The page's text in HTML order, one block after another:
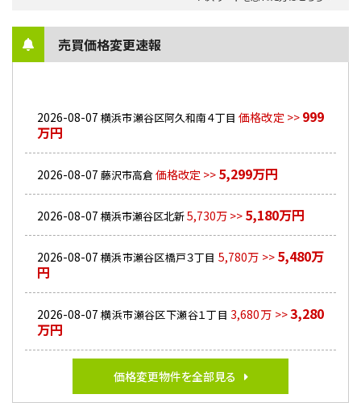
売買価格変更速報
2026-08-07 横浜市瀬谷区阿久和南４丁目 価格改定 >> 999
万円
2026-08-07 藤沢市高倉価格改定 >> 5,299万円
2026-08-07 横浜市瀬谷区北新5,730万 >> 5,180万円
2026-08-07 横浜市瀬谷区橋戸３丁目 5,780万 >> 5,480万
円
2026-08-07 横浜市瀬谷区下瀬谷１丁目 3,680万 >>3,280
万円
価格変更物件を全部見る